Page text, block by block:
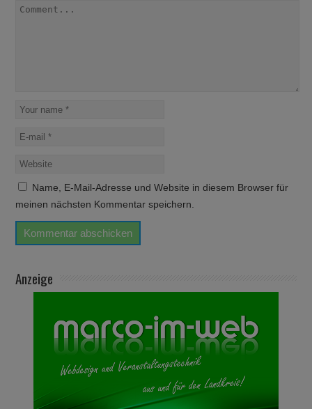
Name, E-Mail-Adresse und Website in diesem Browser für
meinen nächsten Kommentar speichern.
Anzeige